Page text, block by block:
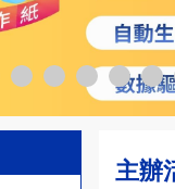
主辦